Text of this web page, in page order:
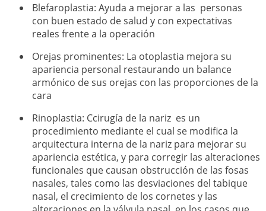
Blefaroplastia: Ayuda a mejorar a las personas
con buen estado de salud y con expectativas
reales frente a la operación
Orejas prominentes: La otoplastia mejora su
apariencia personal restaurando un balance
armónico de sus orejas con las proporciones de la
cara
Rinoplastia: Ccirugía de la nariz es un
procedimiento mediante el cual se modifica la
arquitectura interna de la nariz para mejorar su
apariencia estética, y para corregir las alteraciones
funcionales que causan obstrucción de las fosas
nasales, tales como las desviaciones del tabique
nasal, el crecimiento de los cornetes y las